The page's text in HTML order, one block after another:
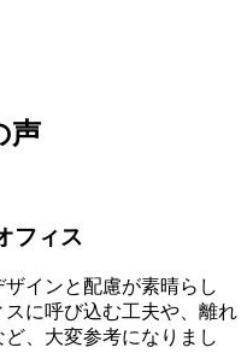
声
フィス
インと配慮が素晴らし
に呼び込む工夫や、離れ
、大変参考になりまし